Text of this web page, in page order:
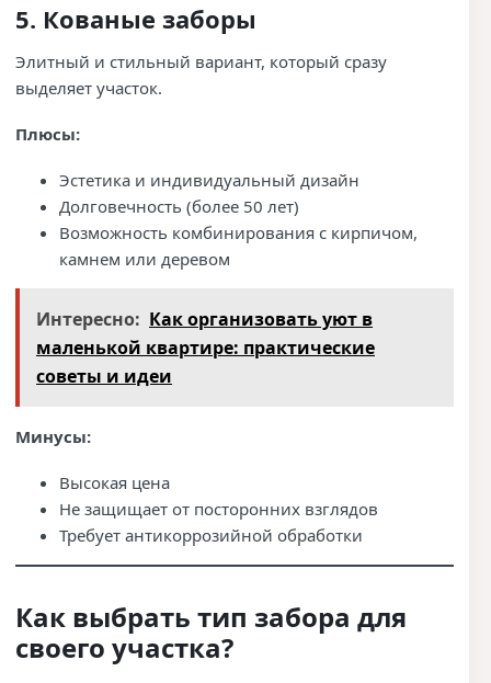
5. Кованые заборы
Элитный и стильный вариант, который сразу
выделяет участок.
Плюсы:
Эстетика и индивидуальный дизайн
Долговечность (более 50 лет)
Возможность комбинирования с кирпичом,
камнем или деревом
Интересно: Как организовать уют в
маленькой квартире: практические
советы и идеи
Минусы:
Высокая цена
Не защищает от посторонних взглядов
Требует антикоррозийной обработки
Как выбрать тип забора для
своего участка?